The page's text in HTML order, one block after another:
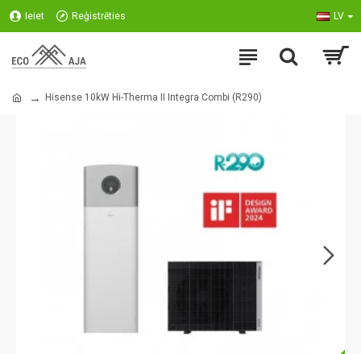
Ieiet Reģistrēties LV
Hisense 10kW Hi-Therma II Integra Combi (R290)